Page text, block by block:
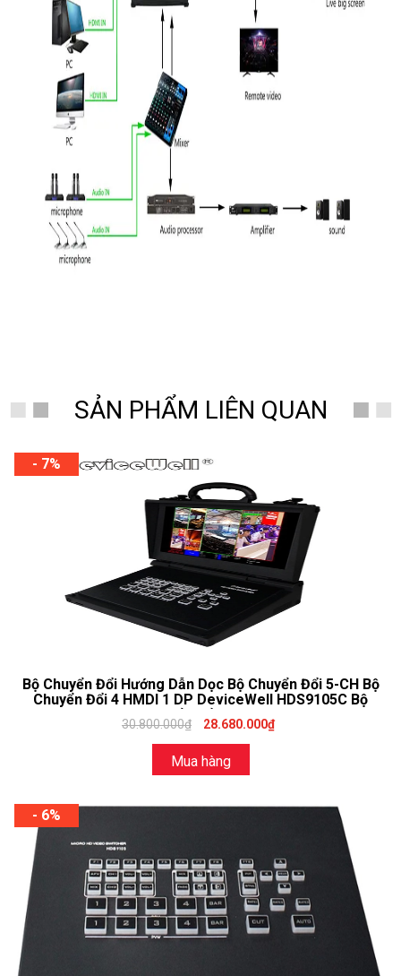
SẢN PHẨM LIÊN QUAN
- 7%
Bộ Chuyển Đổi Hướng Dẫn Dọc Bộ Chuyển Đổi 5-CH Bộ
Chuyển Đổi 4 HMDI 1 DP DeviceWell HDS9105C Bộ
Chuyển Đổi Video
30.800.000₫ 28.680.000₫
Mua hàng
- 6%